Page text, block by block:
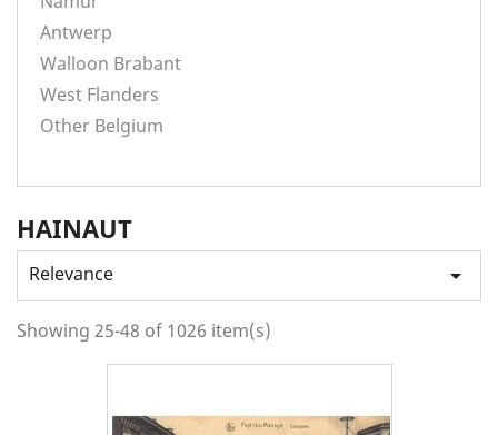
Antwerp
Walloon Brabant
West Flanders
Other Belgium
HAINAUT
Relevance 
Showing 25-48 of 1026 item(s)